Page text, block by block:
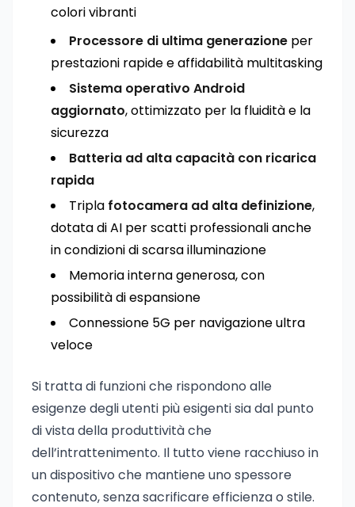
colori vibranti
Processore di ultima generazione per
prestazioni rapide e affidabilità multitasking
Sistema operativo Android
aggiornato, ottimizzato per la fluidità e la
sicurezza
Batteria ad alta capacità con ricarica
rapida
Tripla fotocamera ad alta definizione,
dotata di AI per scatti professionali anche
in condizioni di scarsa illuminazione
Memoria interna generosa, con
possibilità di espansione
Connessione 5G per navigazione ultra
veloce
Si tratta di funzioni che rispondono alle
esigenze degli utenti più esigenti sia dal punto
di vista della produttività che
dell’intrattenimento. Il tutto viene racchiuso in
un dispositivo che mantiene uno spessore
contenuto, senza sacrificare efficienza o stile.